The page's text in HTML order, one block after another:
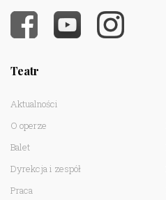
Teatr
Aktualności
O operze
Balet
Dyrekcja i zespół
Praca